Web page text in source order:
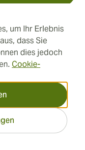
um Ihr Erlebnis
dass Sie
dies jedoch
Cookie-